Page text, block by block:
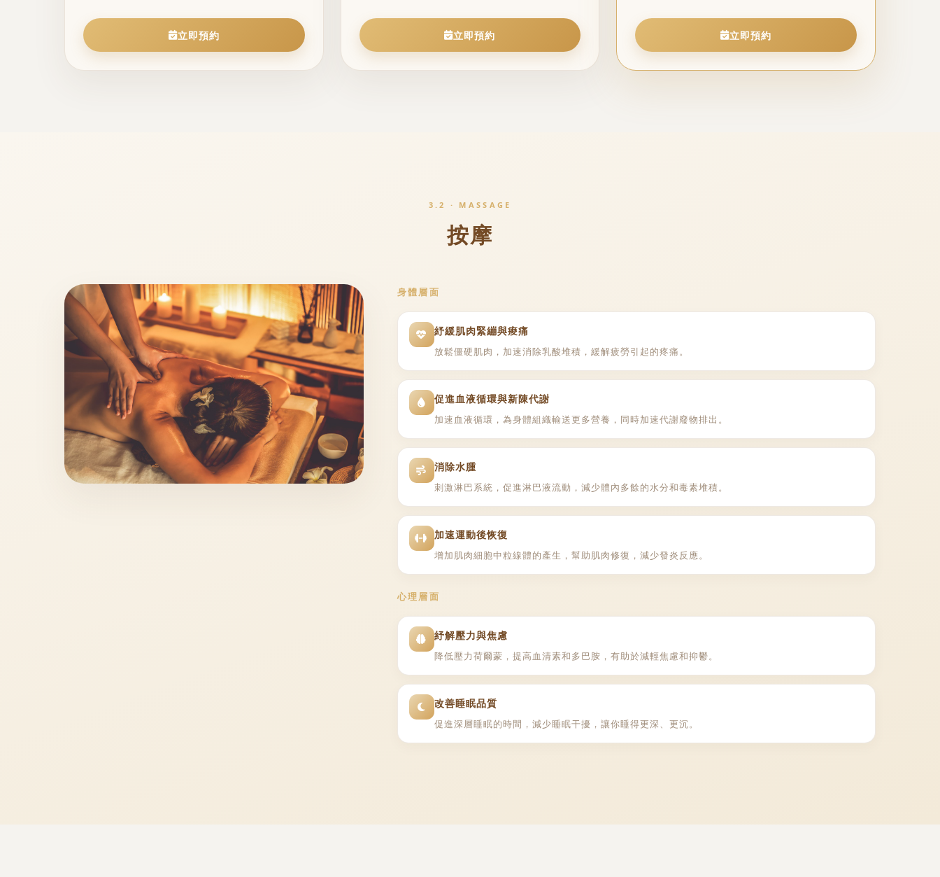
立即預約 立即預約 立即預約
3.2 · MASSAGE
按摩
身體層面
紓緩肌肉緊繃與痠痛
放鬆僵硬肌肉，加速消除乳酸堆積，緩解疲勞引起的疼痛。
促進血液循環與新陳代謝
加速血液循環，為身體組織輸送更多營養，同時加速代謝廢物排出。
消除水腫
刺激淋巴系統，促進淋巴液流動，減少體內多餘的水分和毒素堆積。
加速運動後恢復
增加肌肉細胞中粒線體的產生，幫助肌肉修復，減少發炎反應。
心理層面
紓解壓力與焦慮
降低壓力荷爾蒙，提高血清素和多巴胺，有助於減輕焦慮和抑鬱。
改善睡眠品質
促進深層睡眠的時間，減少睡眠干擾，讓你睡得更深、更沉。